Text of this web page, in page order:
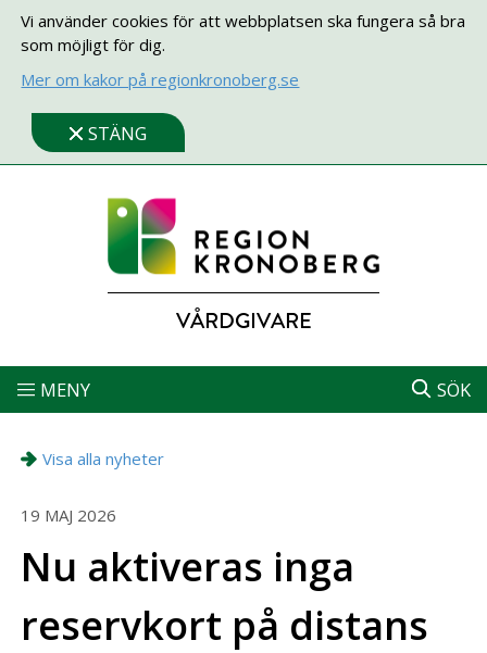
Vi använder cookies för att webbplatsen ska fungera så bra
som möjligt för dig.
Mer om kakor på regionkronoberg.se
STÄNG
VÅRDGIVARE
MENY SÖK
Visa alla nyheter
19 MAJ 2026
Nu aktiveras inga
reservkort på distans